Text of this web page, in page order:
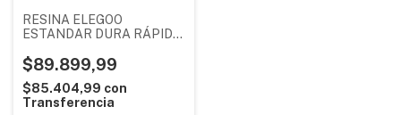
RESINA ELEGOO
ESTANDAR DURA RÁPIDA
$89.899,99
$85.404,99 con
Transferencia